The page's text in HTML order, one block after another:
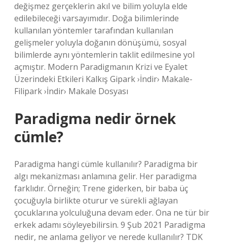
değişmez gerçeklerin akıl ve bilim yoluyla elde
edilebileceği varsayımıdır. Doğa bilimlerinde
kullanılan yöntemler tarafından kullanılan
gelişmeler yoluyla doğanın dönüşümü, sosyal
bilimlerde aynı yöntemlerin taklit edilmesine yol
açmıştır. Modern Paradigmanın Krizi ve Eyalet
Üzerindeki Etkileri Kalkış Gipark ›İndir› Makale-
Filipark ›İndir› Makale Dosyası
Paradigma nedir örnek
cümle?
Paradigma hangi cümle kullanılır? Paradigma bir
algı mekanizması anlamına gelir. Her paradigma
farklıdır. Örneğin; Trene giderken, bir baba üç
çocuğuyla birlikte oturur ve sürekli ağlayan
çocuklarına yolculuğuna devam eder. Ona ne tür bir
erkek adamı söyleyebilirsin. 9 Şub 2021 Paradigma
nedir, ne anlama geliyor ve nerede kullanılır? TDK